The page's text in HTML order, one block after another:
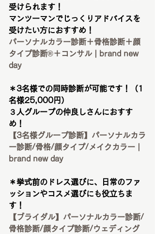
受けられます！
マンツーマンでじっくりアドバイスを
受けたい方におすすめ！
パーソナルカラー診断＋骨格診断＋顔
タイプ診断®︎＋コンサル | brand new
day
＊3名様での同時診断が可能です！（1
名様25,000円）
３人グループの仲良しさんにおすす
め！
【3名様グループ診断】パーソナルカラ
ー診断/骨格/顔タイプ/メイクカラー |
brand new day
＊挙式前のドレス選びに、日常のファ
ッションやコスメ選びにも役立ちま
す！
【ブライダル】パーソナルカラー診断/
骨格診断/顔タイプ診断/ウェディング